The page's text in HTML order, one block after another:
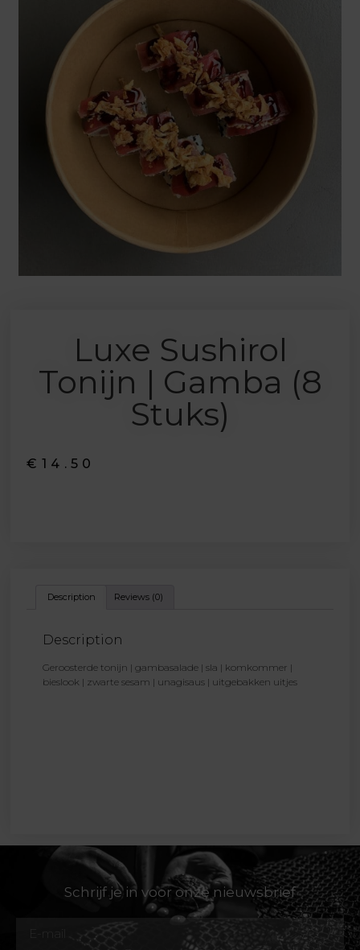
Luxe Sushirol
Tonijn | Gamba (8
Stuks)
€ 14.50
Description Reviews (0)
Description
Geroosterde tonijn | gambasalade | sla | komkommer |
bieslook | zwarte sesam | unagisaus | uitgebakken uitjes
Schrijf je in voor onze nieuwsbrief